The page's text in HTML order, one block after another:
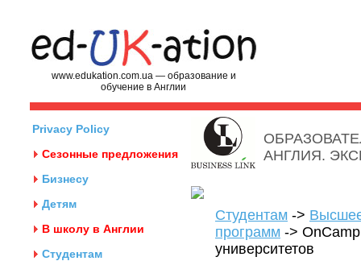
www.edukation.com.ua — образование и
обучение в Англии
Privacy Policy
Сезонные предложения
Бизнесу
Детям
В школу в Англии
Студентам
АНГЛИЯ.
Студентам ->
программ ->
университетов